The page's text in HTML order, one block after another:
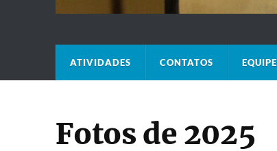
ATIVIDADES CONTATOS EQUIPE
Fotos de 2025